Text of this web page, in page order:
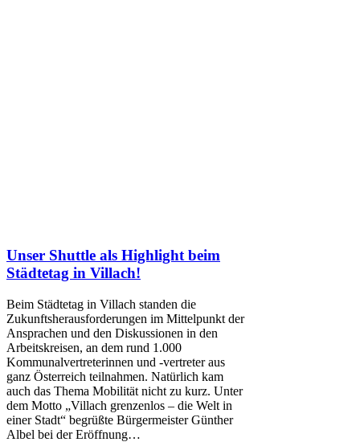
Unser Shuttle als Highlight beim
Städtetag in Villach!
Beim Städtetag in Villach standen die
Zukunftsherausforderungen im Mittelpunkt der
Ansprachen und den Diskussionen in den
Arbeitskreisen, an dem rund 1.000
Kommunalvertreterinnen und -vertreter aus
ganz Österreich teilnahmen. Natürlich kam
auch das Thema Mobilität nicht zu kurz. Unter
dem Motto „Villach gren­zenlos – die Welt in
einer Stadt“ begrüßte Bürgermeister Günther
Albel bei der Eröff­nung…